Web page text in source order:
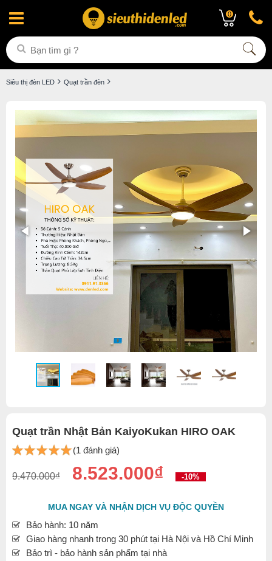
0
Siêu thị đèn LED Quạt trần đèn
Quạt trần Nhật Bản KaiyoKukan HIRO OAK
(1 đánh giá)
9.470.000₫ 8.523.000₫ -10%
MUA NGAY VÀ NHẬN DỊCH VỤ ĐỘC QUYỀN
Bảo hành: 10 năm
Giao hàng nhanh trong 30 phút tại Hà Nội và Hồ Chí Minh
Bảo trì - bảo hành sản phẩm tại nhà